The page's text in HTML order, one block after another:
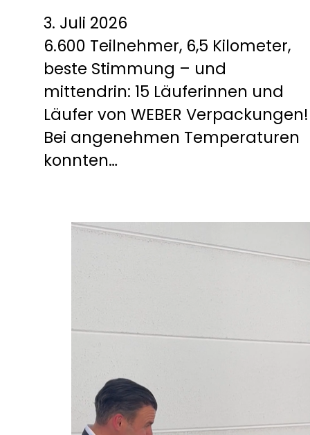
3. Juli 2026
6.600 Teilnehmer, 6,5 Kilometer,
beste Stimmung – und
mittendrin: 15 Läuferinnen und
Läufer von WEBER Verpackungen!
Bei angenehmen Temperaturen
konnten…